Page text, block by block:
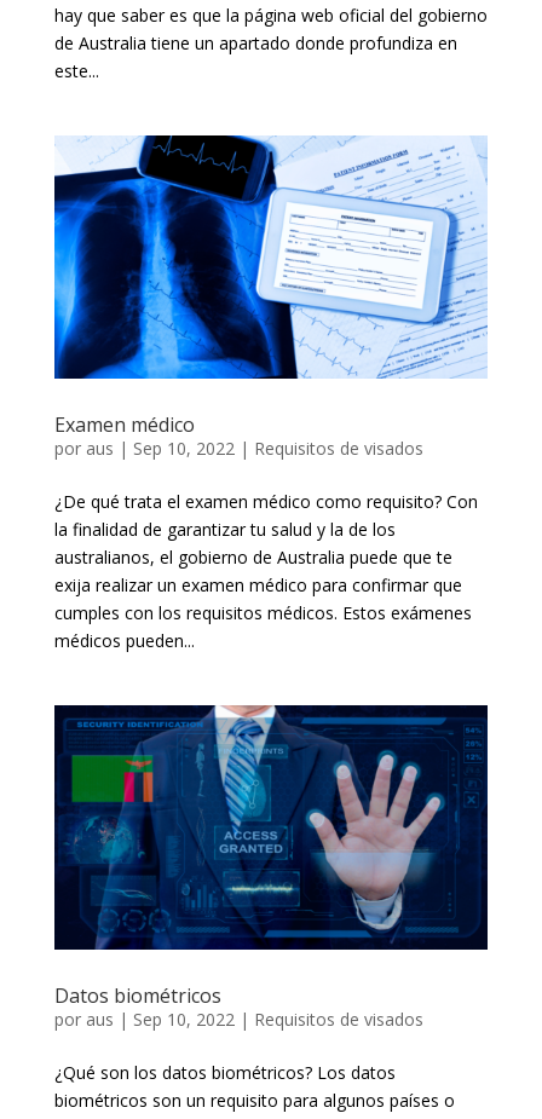
hay que saber es que la página web oficial del gobierno
de Australia tiene un apartado donde profundiza en
este...
Examen médico
por aus | Sep 10, 2022| Requisitos de visados
¿De qué trata el examen médico como requisito? Con
la finalidad de garantizar tu salud y la de los
australianos, el gobierno de Australia puede que te
exija realizar un examen médico para confirmar que
cumples con los requisitos médicos. Estos exámenes
médicos pueden...
Datos biométricos
por aus | Sep 10, 2022 | Requisitos de visados
¿Qué son los datos biométricos? Los datos
biométricos son un requisito para algunos países o